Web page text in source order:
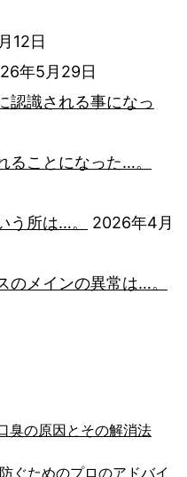
12日
年5月29日
認識される事になっ
ることになった…。
う所は…。
2026年4月
のメインの異常は…。
臭の原因とその解消法
ぐためのプロのアドバイ